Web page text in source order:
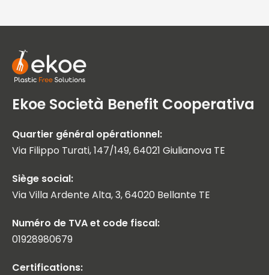
Ekoe Società Benefit Cooperativa
Quartier général opérationnel:
Via Filippo Turati, 147/149, 64021 Giulianova TE
Siège social:
Via Villa Ardente Alta, 3, 64020 Bellante TE
Numéro de TVA et code fiscal:
01928980679
Certifications: